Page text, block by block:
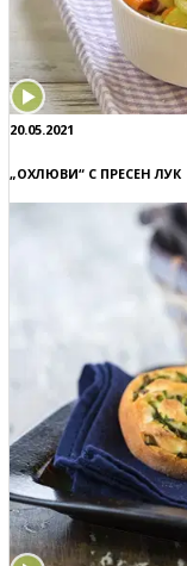
20.05.2021
„ОХЛЮВИ“ С ПРЕСЕН ЛУК